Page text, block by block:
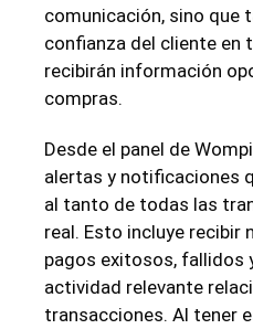
comunicación, sino que
confianza del cliente en
recibirán información
compras.
Desde el panel de
alertas y notificaciones
al tanto de todas las
real. Esto incluye recibir
pagos exitosos, fallidos
actividad relevante
transacciones. Al tener